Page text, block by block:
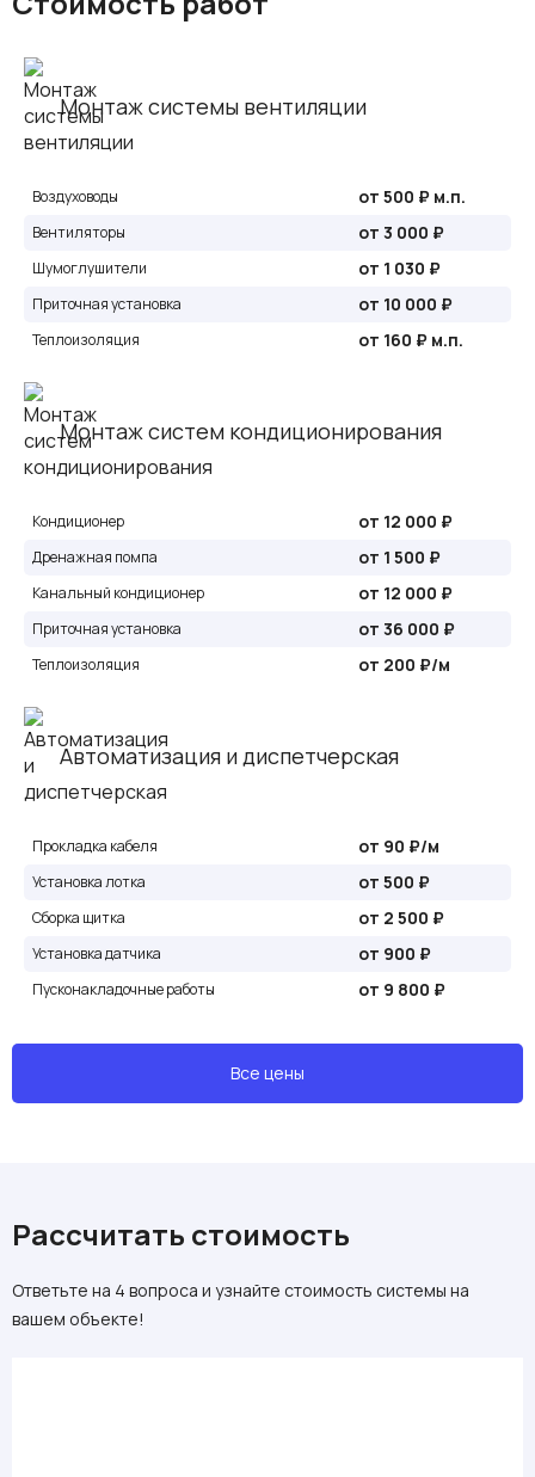
Монтаж системы вентиляции
Воздуховоды от 500 ₽ м.п.
Вентиляторы от 3 000 ₽
Шумоглушители от 1 030 ₽
Приточная установка от 10 000 ₽
Теплоизоляция от 160 ₽ м.п.
Монтаж систем кондиционирования
Кондиционер от 12 000 ₽
Дренажная помпа от 1 500 ₽
Канальный кондиционер от 12 000 ₽
Приточная установка от 36 000 ₽
Теплоизоляция от 200 ₽/м
Автоматизация и диспетчерская
Прокладка кабеля от 90 ₽/м
Установка лотка от 500 ₽
Сборка щитка от 2 500 ₽
Установка датчика от 900 ₽
Пусконакладочные работы от 9 800 ₽
Все цены
Рассчитать стоимость
Ответьте на 4 вопроса и узнайте стоимость системы на
вашем объекте!